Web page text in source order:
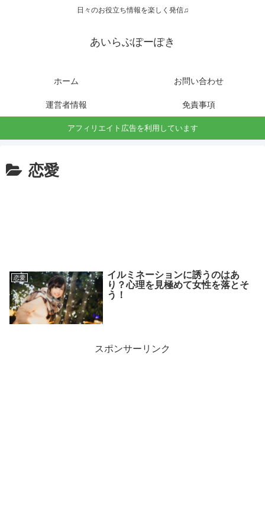
日々のお役立ち情報を楽しく発信♫
あいらぶぽーぽき
ホーム お問い合わせ
運営者情報 免責事項
アフィリエイト広告を利用しています
恋愛
恋愛
イルミネーションに誘うのはあ
り？心理を見極めて女性を落とそ
う！
スポンサーリンク